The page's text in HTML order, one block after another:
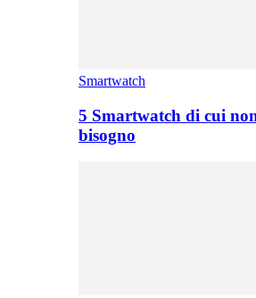
Smartwatch
5 Smartwatch di cui
bisogno